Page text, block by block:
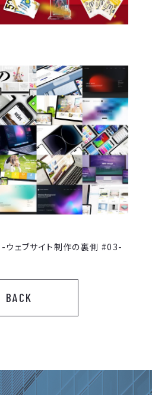
-ウェブサイト制作の裏側 #03-
BACK